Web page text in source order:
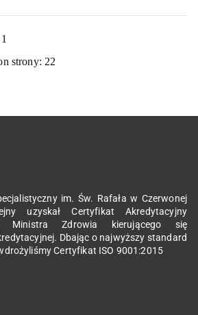
1
strony: 22
im. Św. Rafała w Czerwonej
uzyskał Certyfikat Akredytacyjny
Ministra Zdrowia kierującego się
Dbając o najwyższy standard
Certyfikat ISO 9001:2015